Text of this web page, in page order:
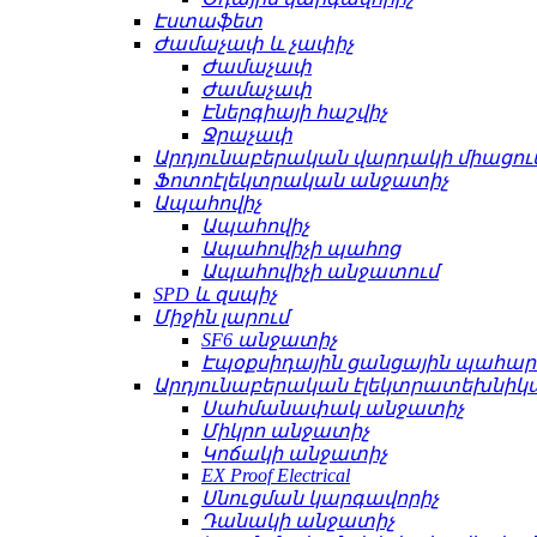
Էստաֆետ
Ժամաչափ և չափիչ
Ժամաչափ
Ժամաչափ
Էներգիայի հաշվիչ
Ջրաչափ
Արդյունաբերական վարդակի
Ֆոտոէլեկտրական անջատիչ
Ապահովիչ
Ապահովիչ
Ապահովիչի պահոց
Ապահովիչի անջատում
SPD և զսպիչ
Միջին լարում
SF6 անջատիչ
Էպօքսիդային ցանցային
Արդյունաբերական
Սահմանափակ անջատիչ
Միկրո անջատիչ
Կոճակի անջատիչ
EX Proof Electrical
Սնուցման կարգավորիչ
Դանակի անջատիչ